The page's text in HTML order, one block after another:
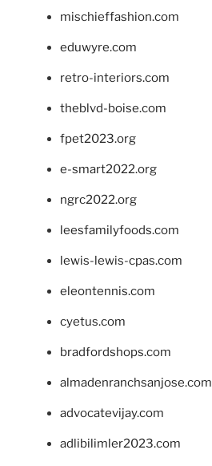
mischieffashion.com
eduwyre.com
retro-interiors.com
theblvd-boise.com
fpet2023.org
e-smart2022.org
ngrc2022.org
leesfamilyfoods.com
lewis-lewis-cpas.com
eleontennis.com
cyetus.com
bradfordshops.com
almadenranchsanjose.com
advocatevijay.com
adlibilimler2023.com